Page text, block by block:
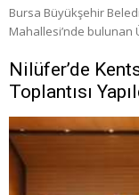
Bursa Büyükşehir
Mahallesi’nde bulunan
Nilüfer’de
Toplantısı